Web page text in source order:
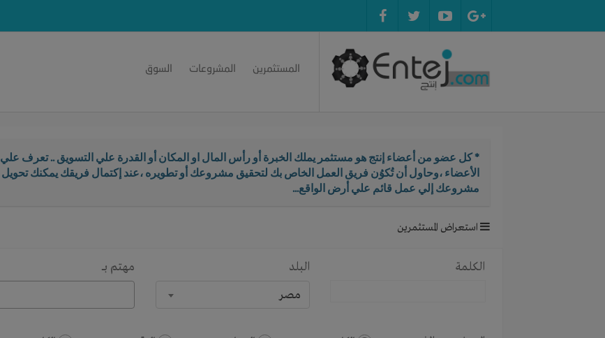
المستثمرين المشروعات السوق
* كل عضو من أعضاء إنتج هو مستثمر يملك الخبرة أو رأس المال او المكان أو القدرة علي التسويق .. تعرف علي
الأعضاء ،وحاول أن تُكوُن فريق العمل الخاص بك لتحقيق مشروعك أو تطويره ،عند إكتمال فريقك يمكنك تحويل
مشروعك إلي عمل قائم علي أرض الواقع...
استعراض المستثمرين
الكلمة
البلد
مصر
مهتم بـــ